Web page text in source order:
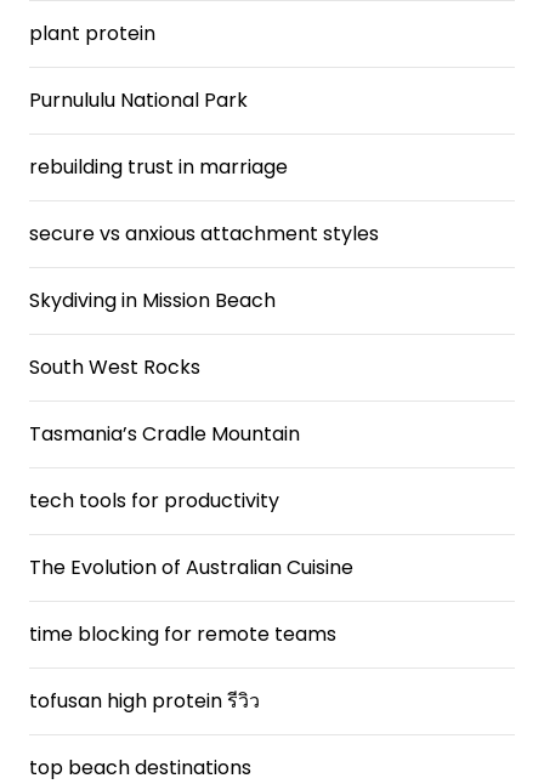
plant protein
Purnululu National Park
rebuilding trust in marriage
secure vs anxious attachment styles
Skydiving in Mission Beach
South West Rocks
Tasmania’s Cradle Mountain
tech tools for productivity
The Evolution of Australian Cuisine
time blocking for remote teams
tofusan high protein รีวิว
top beach destinations